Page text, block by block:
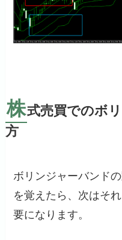
株式売買でのボ
方
ボリンジャーバンド
を覚えたら、次はそ
要になります。